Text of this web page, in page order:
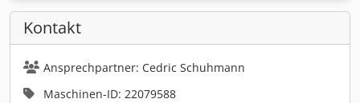
Kontakt
Ansprechpartner: Cedric Schuhmann
Maschinen-ID: 22079588